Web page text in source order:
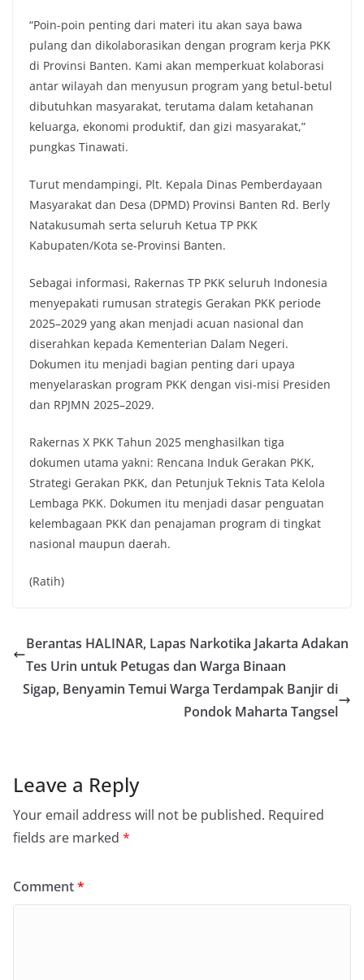
“Poin-poin penting dari materi itu akan saya bawa
pulang dan dikolaborasikan dengan program kerja PKK
di Provinsi Banten. Kami akan memperkuat kolaborasi
antar wilayah dan menyusun program yang betul-betul
dibutuhkan masyarakat, terutama dalam ketahanan
keluarga, ekonomi produktif, dan gizi masyarakat,”
pungkas Tinawati.
Turut mendampingi, Plt. Kepala Dinas Pemberdayaan
Masyarakat dan Desa (DPMD) Provinsi Banten Rd. Berly
Natakusumah serta seluruh Ketua TP PKK
Kabupaten/Kota se-Provinsi Banten.
Sebagai informasi, Rakernas TP PKK seluruh Indonesia
menyepakati rumusan strategis Gerakan PKK periode
2025–2029 yang akan menjadi acuan nasional dan
diserahkan kepada Kementerian Dalam Negeri.
Dokumen itu menjadi bagian penting dari upaya
menyelaraskan program PKK dengan visi-misi Presiden
dan RPJMN 2025–2029.
Rakernas X PKK Tahun 2025 menghasilkan tiga
dokumen utama yakni: Rencana Induk Gerakan PKK,
Strategi Gerakan PKK, dan Petunjuk Teknis Tata Kelola
Lembaga PKK. Dokumen itu menjadi dasar penguatan
kelembagaan PKK dan penajaman program di tingkat
nasional maupun daerah.
(Ratih)
Berantas HALINAR, Lapas Narkotika Jakarta Adakan
Tes Urin untuk Petugas dan Warga Binaan
Sigap, Benyamin Temui Warga Terdampak Banjir di
Pondok Maharta Tangsel
Leave a Reply
Your email address will not be published. Required
fields are marked *
Comment*